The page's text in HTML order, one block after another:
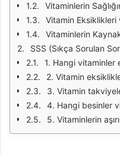
Vitaminlerin
Vitamin Eksiklikleri
Vitaminlerin
SSS (Sıkça Sorulan
1. Hangi vitaminler
2. Vitamin
3. Vitamin
4. Hangi besinler
5. Vitaminlerin aşırı